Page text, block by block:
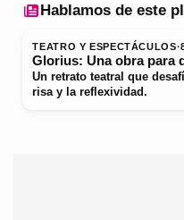
Hablamos de este
TEATRO Y ESPECTÁCULOS·
Glorius: Una obra para
Un retrato teatral que
risa y la reflexividad.